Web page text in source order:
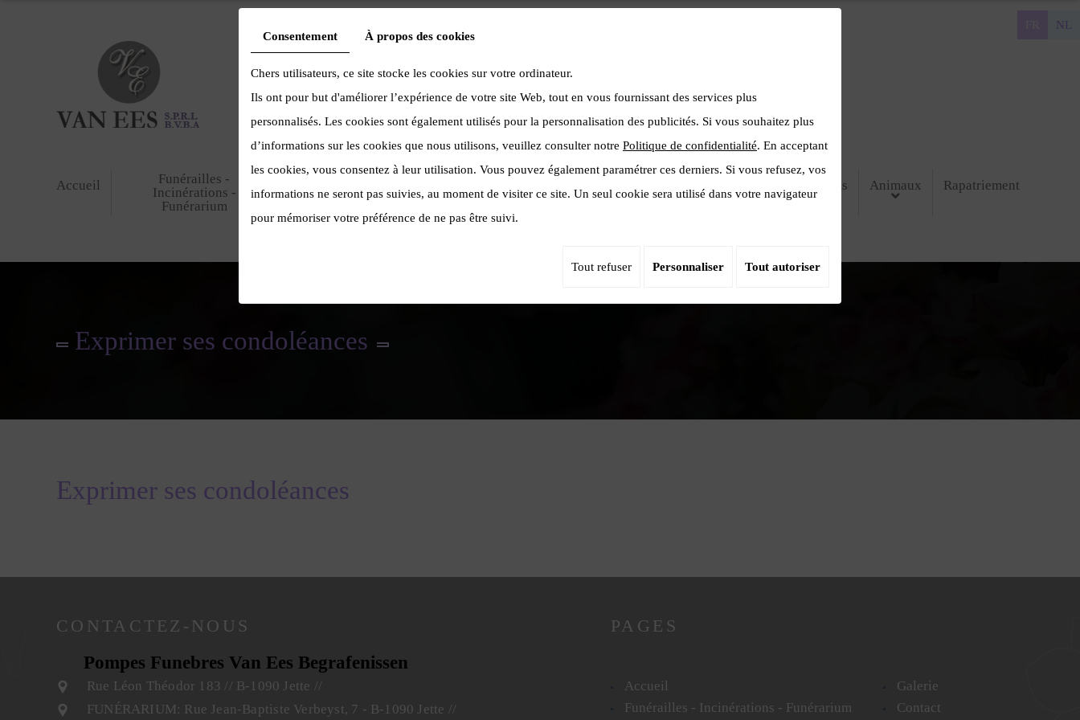
NL
Accueil
Funérailles -
Incinérations -
Funérarium
Monuments
funéraires
Décès &
condoléances
propos
Contact Crématoriums Animaux Rapatriement
Exprimer ses condoléances
Exprimer ses condoléances
CONTACTEZ-NOUS
Pompes Funebres Van Ees Begrafenissen
Rue Léon Théodor 183// B-1090 Jette //
FUNÉRARIUM : Rue Jean-Baptiste Verbeyst, 7 - B-1090 Jette //
PAGES
Accueil
Funérailles - Incinérations - Funérarium
Galerie
Contact
Consentement À propos des cookies
Chers utilisateurs, ce site stocke les cookies sur votre ordinateur.
Ils ont pour but d'améliorer l’expérience de votre site Web, tout en vous fournissant des services plus
personnalisés. Les cookies sont également utilisés pour la personnalisation des publicités. Si vous souhaitez plus
d’informations sur les cookies que nous utilisons, veuillez consulter notre Politique de confidentialité. En acceptant
les cookies, vous consentez à leur utilisation. Vous pouvez également paramétrer ces derniers. Si vous refusez, vos
informations ne seront pas suivies, au moment de visiter ce site. Un seul cookie sera utilisé dans votre navigateur
pour mémoriser votre préférence de ne pas être suivi.
Tout refuser Personnaliser Tout autoriser